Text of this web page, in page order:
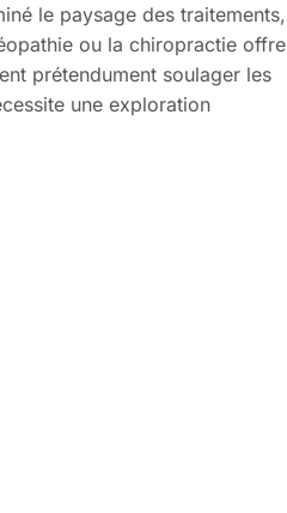
le paysage des traitements,
ou la chiropractie offre
prétendument soulager les
une exploration